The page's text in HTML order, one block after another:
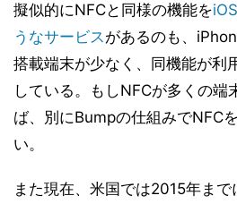
擬似的にNFCと同様の機能をiOS
うなサービスがあるのも、
搭載端末が少なく、同機能が利
している。もしNFCが多くの端
ば、別にBumpの仕組みでNFC
い。
また現在、米国では2015年ま